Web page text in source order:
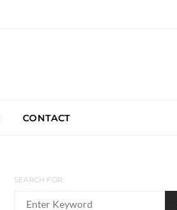
CONTACT
SEARCH FOR:
When autocomplete results are